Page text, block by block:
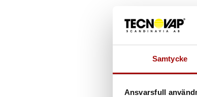
Samtycke
Ansvarsfull